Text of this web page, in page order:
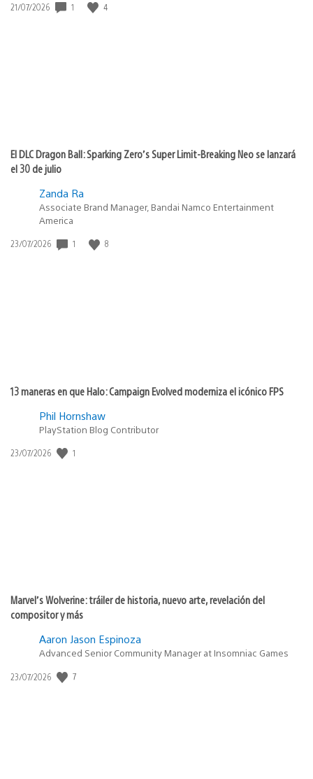
Fecha
21/07/2026 1 4
El DLC Dragon Ball: Sparking Zero’s Super Limit-Breaking Neo se lanzará
el 30 de julio
Zanda Ra
Associate Brand Manager, Bandai Namco Entertainment
America
Fecha
23/07/2026 1 8
13 maneras en que Halo: Campaign Evolved moderniza el icónico FPS
Phil Hornshaw
PlayStation Blog Contributor
Fecha
23/07/2026 1
Marvel’s Wolverine: tráiler de historia, nuevo arte, revelación del
compositor y más
Aaron Jason Espinoza
Advanced Senior Community Manager at Insomniac Games
Fecha
23/07/2026 7